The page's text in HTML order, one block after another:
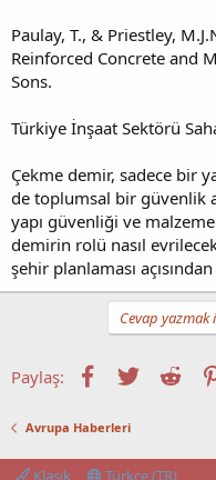
Paulay, T., & Priestley,
Reinforced Concrete and
Sons.
Türkiye İnşaat Sektörü
Çekme demir, sadece bir
de toplumsal bir güvenlik
yapı güvenliği ve
demirin rolü nasıl
şehir planlaması
Cevap yazmak
Paylaş: Facebook
Twitter
Avrupa Haberleri
Klasik Türkçe (TR)